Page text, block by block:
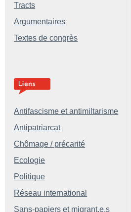
Tracts
Argumentaires
Textes de congrès
Antifascisme et antimiltarisme
Antipatriarcat
Chômage / précarité
Ecologie
Politique
Réseau international
Sans-papiers et migrant.e.s